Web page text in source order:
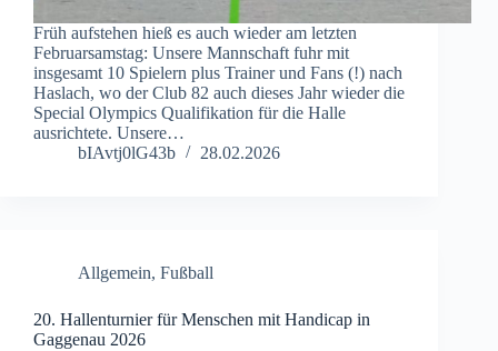
Früh aufstehen hieß es auch wieder am letzten
Februarsamstag: Unsere Mannschaft fuhr mit
insgesamt 10 Spielern plus Trainer und Fans (!) nach
Haslach, wo der Club 82 auch dieses Jahr wieder die
Special Olympics Qualifikation für die Halle
ausrichtete. Unsere…
bIAvtj0lG43b
28.02.2026
Allgemein, Fußball
20. Hallenturnier für Menschen mit Handicap in
Gaggenau 2026